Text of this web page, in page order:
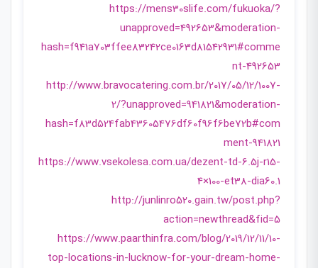
https://mens30slife.com/fukuoka/?
unapproved=492653&moderation-
hash=f941a703ffee83242ce0163d81542931#comme
nt-492653
http://www.bravocatering.com.br/2017/05/12/1007-
2/?unapproved=941821&moderation-
hash=f83d524fab43605476df60f96f6be72b#com
ment-941821
https://www.vsekolesa.com.ua/dezent-td-6.5j-r15-
4×100-et38-dia60.1
http://junlinro520.gain.tw/post.php?
action=newthread&fid=5
https://www.paarthinfra.com/blog/2019/12/11/10-
top-locations-in-lucknow-for-your-dream-home-